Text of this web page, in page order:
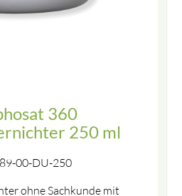
360
250 ml
00-DU-250
ohne Sachkunde mit